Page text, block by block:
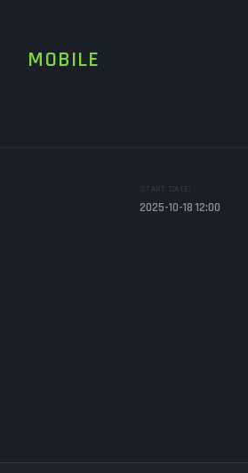
MOBILE
START DATE:
2025-10-18 12:00